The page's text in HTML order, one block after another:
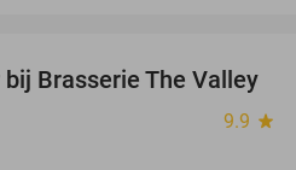
42%
Brasserie The Valley
9.9 star